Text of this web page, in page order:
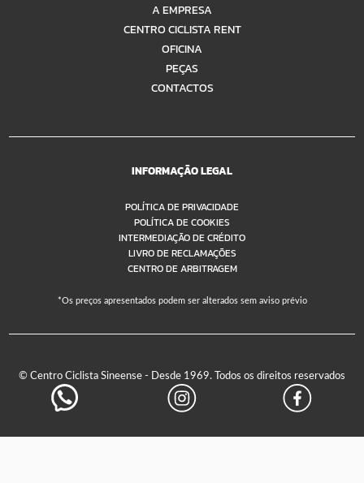
A EMPRESA
CENTRO CICLISTA RENT
OFICINA
PEÇAS
CONTACTOS
INFORMAÇÃO LEGAL
POLÍTICA DE PRIVACIDADE
POLÍTICA DE COOKIES
INTERMEDIAÇÃO DE CRÉDITO
LIVRO DE RECLAMAÇÕES
CENTRO DE ARBITRAGEM
*Os preços apresentados podem ser alterados sem aviso prévio
© Centro Ciclista Sineense - Desde 1969. Todos os direitos reservados